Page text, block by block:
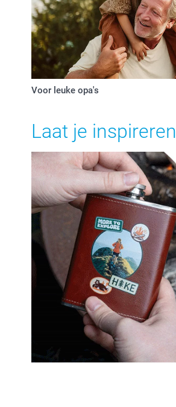
Voor leuke opa's
Laat je inspireren